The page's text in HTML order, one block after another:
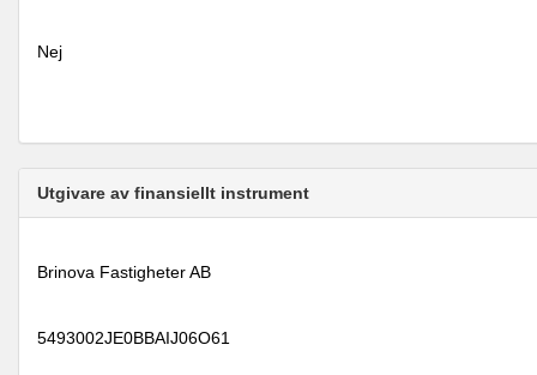
Nej
Utgivare av finansiellt instrument
Brinova Fastigheter AB
5493002JE0BBAIJ06O61